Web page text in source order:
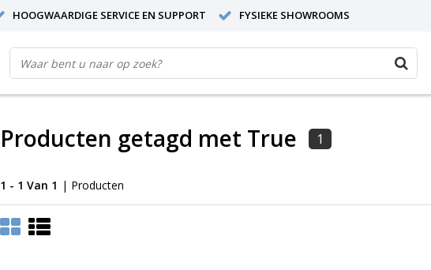
HOOGWAARDIGE SERVICE EN SUPPORT FYSIEKE SHOWROOMS
Producten getagd met True 1
1 - 1 Van 1 | Producten